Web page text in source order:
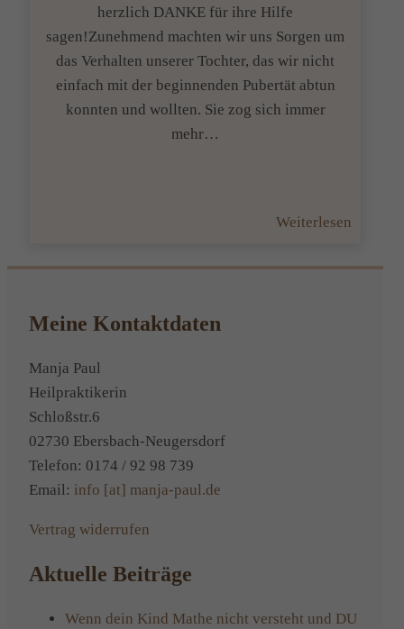
herzlich DANKE für ihre Hilfe
sagen!Zunehmend machten wir uns Sorgen um
das Verhalten unserer Tochter, das wir nicht
einfach mit der beginnenden Pubertät abtun
konnten und wollten. Sie zog sich immer
mehr…
Weiterlesen
Meine Kontaktdaten
Manja Paul
Heilpraktikerin
Schloßstr.6
02730 Ebersbach-Neugersdorf
Telefon: 0174 / 92 98 739
Email: info [at] manja-paul.de
Vertrag widerrufen
Aktuelle Beiträge
Wenn dein Kind Mathe nicht versteht und DU